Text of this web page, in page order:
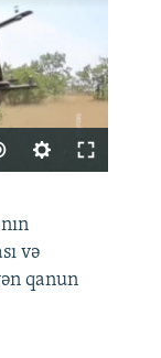
480p
360p
480p
və
qanun